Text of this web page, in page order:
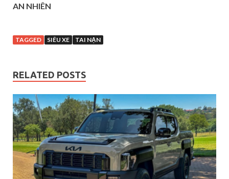
AN NHIÊN
TAGGED SIÊU XE TAI NẠN
RELATED POSTS